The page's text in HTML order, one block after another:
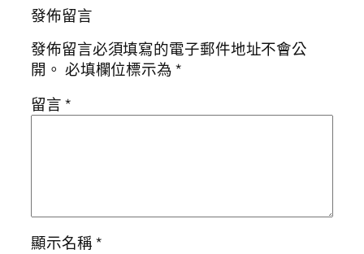
發佈留言
發佈留言必須填寫的電子郵件地址不會公
開。 必填欄位標示為*
留言*
顯示名稱*